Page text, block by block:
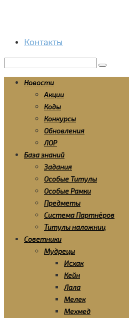
Контакты
Новости
Акции
Коды
Конкурсы
Обновления
ЛОР
База знаний
Задания
Особые Титулы
Особые Рамки
Предметы
Система Партнёров
Титулы наложниц
Советники
Мудрецы
Исхак
Кейн
Лала
Мелек
Мехмед